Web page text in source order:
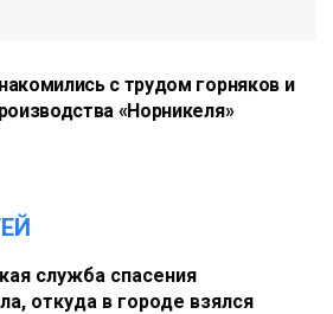
с трудом горняков и
«Норникеля»
служба спасения
откуда в городе взялся